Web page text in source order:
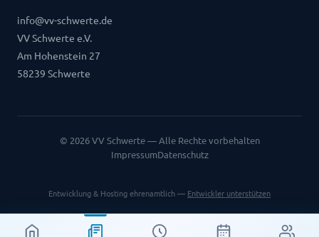
info@vv-schwerte.de
VV Schwerte e.V.
Am Hohenstein 27
58239 Schwerte
© 2026VV Schwerte — Alle Rechte vorbehalten
ImpressumDatenschutz
Entwicklung & Hosting ehrenamtlich — Entwickler unterstützen